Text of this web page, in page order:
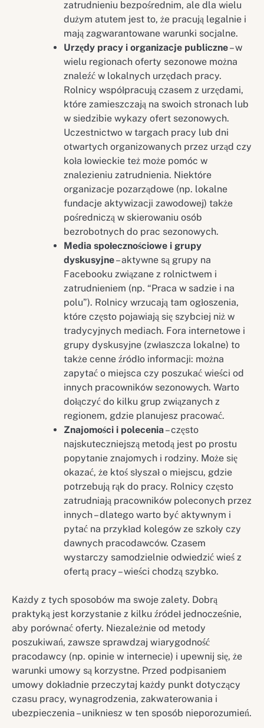
zatrudnieniu bezpośrednim, ale dla wielu
dużym atutem jest to, że pracują legalnie i
mają zagwarantowane warunki socjalne.
Urzędy pracy i organizacje publiczne– w
wielu regionach oferty sezonowe można
znaleźć w lokalnych urzędach pracy.
Rolnicy współpracują czasem z urzędami,
które zamieszczają na swoich stronach lub
w siedzibie wykazy ofert sezonowych.
Uczestnictwo w targach pracy lub dni
otwartych organizowanych przez urząd czy
koła łowieckie też może pomóc w
znalezieniu zatrudnienia. Niektóre
organizacje pozarządowe (np. lokalne
fundacje aktywizacji zawodowej) także
pośredniczą w skierowaniu osób
bezrobotnych do prac sezonowych.
Media społecznościowe i grupy
dyskusyjne– aktywne są grupy na
Facebooku związane z rolnictwem i
zatrudnieniem (np. “Praca w sadzie i na
polu”). Rolnicy wrzucają tam ogłoszenia,
które często pojawiają się szybciej niż w
tradycyjnych mediach. Fora internetowe i
grupy dyskusyjne (zwłaszcza lokalne) to
także cenne źródło informacji: można
zapytać o miejsca czy poszukać wieści od
innych pracowników sezonowych. Warto
dołączyć do kilku grup związanych z
regionem, gdzie planujesz pracować.
Znajomości i polecenia– często
najskuteczniejszą metodą jest po prostu
popytanie znajomych i rodziny. Może się
okazać, że ktoś słyszał o miejscu, gdzie
potrzebują rąk do pracy. Rolnicy często
zatrudniają pracowników poleconych przez
innych – dlatego warto być aktywnym i
pytać na przykład kolegów ze szkoły czy
dawnych pracodawców. Czasem
wystarczy samodzielnie odwiedzić wieś z
ofertą pracy – wieści chodzą szybko.
Każdy z tych sposobów ma swoje zalety. Dobrą
praktyką jest korzystanie z kilku źródeł jednocześnie,
aby porównać oferty. Niezależnie od metody
poszukiwań, zawsze sprawdzaj wiarygodność
pracodawcy (np. opinie w internecie) i upewnij się, że
warunki umowy są korzystne. Przed podpisaniem
umowy dokładnie przeczytaj każdy punkt dotyczący
czasu pracy, wynagrodzenia, zakwaterowania i
ubezpieczenia – unikniesz w ten sposób nieporozumień.